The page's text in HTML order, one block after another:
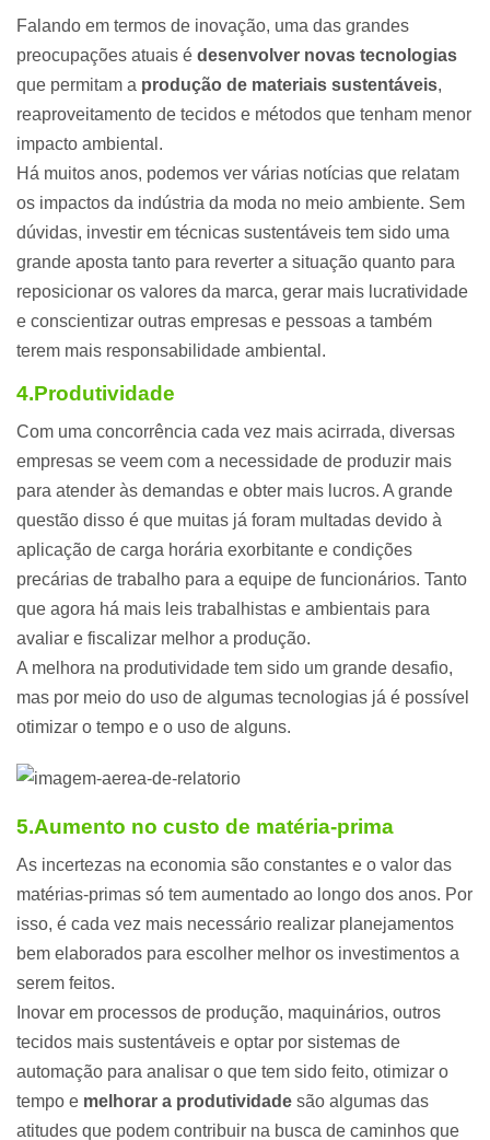
Falando em termos de inovação, uma das grandes
preocupações atuais é desenvolver novas tecnologias
que permitam a produção de materiais sustentáveis,
reaproveitamento de tecidos e métodos que tenham menor
impacto ambiental.
Há muitos anos, podemos ver várias notícias que relatam
os impactos da indústria da moda no meio ambiente. Sem
dúvidas, investir em técnicas sustentáveis tem sido uma
grande aposta tanto para reverter a situação quanto para
reposicionar os valores da marca, gerar mais lucratividade
e conscientizar outras empresas e pessoas a também
terem mais responsabilidade ambiental.
4.Produtividade
Com uma concorrência cada vez mais acirrada, diversas
empresas se veem com a necessidade de produzir mais
para atender às demandas e obter mais lucros. A grande
questão disso é que muitas já foram multadas devido à
aplicação de carga horária exorbitante e condições
precárias de trabalho para a equipe de funcionários. Tanto
que agora há mais leis trabalhistas e ambientais para
avaliar e fiscalizar melhor a produção.
A melhora na produtividade tem sido um grande desafio,
mas por meio do uso de algumas tecnologias já é possível
otimizar o tempo e o uso de alguns.
5.Aumento no custo de matéria-prima
As incertezas na economia são constantes e o valor das
matérias-primas só tem aumentado ao longo dos anos. Por
isso, é cada vez mais necessário realizar planejamentos
bem elaborados para escolher melhor os investimentos a
serem feitos.
Inovar em processos de produção, maquinários, outros
tecidos mais sustentáveis e optar por sistemas de
automação para analisar o que tem sido feito, otimizar o
tempo e melhorar a produtividade são algumas das
atitudes que podem contribuir na busca de caminhos que